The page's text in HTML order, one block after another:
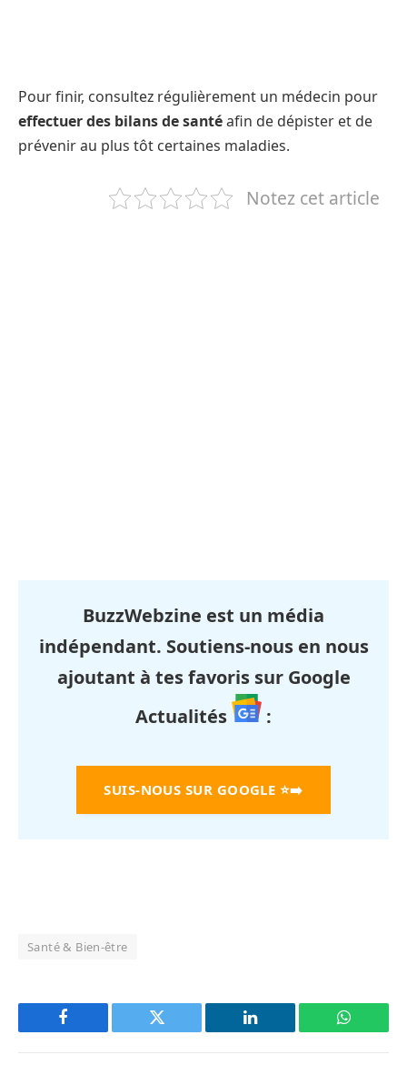
Pour finir, consultez régulièrement un médecin pour
effectuer des bilans de santéafin de dépister et de
prévenir au plus tôt certaines maladies.
Notez cet article
BuzzWebzine est un média
indépendant. Soutiens-nous en nous
ajoutant à tes favoris sur Google
Actualités
:
SUIS-NOUS SUR GOOGLE ⭐➡️
Santé & Bien-être
Facebook Twitter LinkedIn